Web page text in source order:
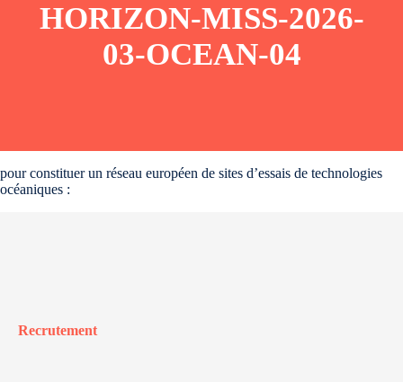
HORIZON-MISS-2026-
03-OCEAN-04
pour constituer un réseau européen de sites d’essais de technologies
océaniques :
Recrutement